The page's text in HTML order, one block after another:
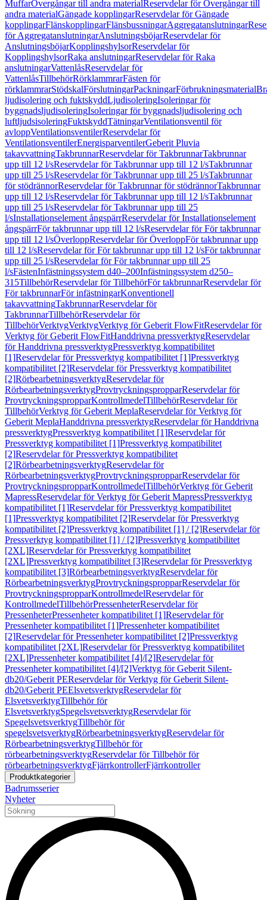
MuffarÖvergångar till andra materialReservdelar för Övergångar till
andra materialGängade kopplingarReservdelar för Gängade
kopplingarFlänskopplingarFlänsbussningarAggregatanslutningar
för AggregatanslutningarAnslutningsböjarReservdelar för
AnslutningsböjarKopplingshylsorReservdelar för
KopplingshylsorRaka anslutningarReservdelar för Raka
anslutningarVattenlåsReservdelar för
VattenlåsTillbehörRörklammrarFästen för
rörklammrarStödskalFörslutningarPackningarFörbrukningsmaterial
ljudisolering och fuktskyddLjudisoleringIsoleringar för
byggnadsljudisoleringIsoleringar för byggnadsljudisolering och
luftljudsisoleringFuktskyddTätningarVentilationsventil för
avloppVentilationsventilerReservdelar för
VentilationsventilerEnergisparventilerGeberit Pluvia
takavvattningTakbrunnarReservdelar för TakbrunnarTakbrunnar
upp till 12 l/sReservdelar för Takbrunnar upp till 12 l/sTakbrunnar
upp till 25 l/sReservdelar för Takbrunnar upp till 25 l/sTakbrunnar
för stödrännorReservdelar för Takbrunnar för stödrännorTakbrunnar
upp till 12 l/sReservdelar för Takbrunnar upp till 12 l/sTakbrunnar
upp till 25 l/sReservdelar för Takbrunnar upp till 25
l/sInstallationselement ångspärrReservdelar för Installationselement
ångspärrFör takbrunnar upp till 12 l/sReservdelar för För takbrunnar
upp till 12 l/sÖverloppReservdelar för ÖverloppFör takbrunnar upp
till 12 l/sReservdelar för För takbrunnar upp till 12 l/sFör takbrunnar
upp till 25 l/sReservdelar för För takbrunnar upp till 25
l/sFästenInfästningssystem d40–200Infästningssystem d250–
315TillbehörReservdelar för TillbehörFör takbrunnarReservdelar för
För takbrunnarFör infästningarKonventionell
takavvattningTakbrunnarReservdelar för
TakbrunnarTillbehörReservdelar för
TillbehörVerktygVerktygVerktyg för Geberit FlowFitReservdelar för
Verktyg för Geberit FlowFitHanddrivna pressverktygReservdelar
för Handdrivna pressverktygPressverktyg kompatibilitet
[1]Reservdelar för Pressverktyg kompatibilitet [1]Pressverktyg
kompatibilitet [2]Reservdelar för Pressverktyg kompatibilitet
[2]RörbearbetningsverktygReservdelar för
RörbearbetningsverktygProvtryckningspropparReservdelar för
ProvtryckningspropparKontrollmedelTillbehörReservdelar för
TillbehörVerktyg för Geberit MeplaReservdelar för Verktyg för
Geberit MeplaHanddrivna pressverktygReservdelar för Handdrivna
pressverktygPressverktyg kompatibilitet [1]Reservdelar för
Pressverktyg kompatibilitet [1]Pressverktyg kompatibilitet
[2]Reservdelar för Pressverktyg kompatibilitet
[2]RörbearbetningsverktygReservdelar för
RörbearbetningsverktygProvtryckningspropparReservdelar för
ProvtryckningspropparKontrollmedelTillbehörVerktyg för Geberit
MapressReservdelar för Verktyg för Geberit MapressPressverktyg
kompatibilitet [1]Reservdelar för Pressverktyg kompatibilitet
[1]Pressverktyg kompatibilitet [2]Reservdelar för Pressverktyg
kompatibilitet [2]Pressverktyg kompatibilitet [1] / [2]Reservdelar för
Pressverktyg kompatibilitet [1] / [2]Pressverktyg kompatibilitet
[2XL]Reservdelar för Pressverktyg kompatibilitet
[2XL]Pressverktyg kompatibilitet [3]Reservdelar för Pressverktyg
kompatibilitet [3]RörbearbetningsverktygReservdelar för
RörbearbetningsverktygProvtryckningspropparReservdelar för
ProvtryckningspropparKontrollmedelReservdelar för
KontrollmedelTillbehörPressenheterReservdelar för
PressenheterPressenheter kompatibilitet [1]Reservdelar för
Pressenheter kompatibilitet [1]Pressenheter kompatibilitet
[2]Reservdelar för Pressenheter kompatibilitet [2]Pressverktyg
kompatibilitet [2XL]Reservdelar för Pressverktyg kompatibilitet
[2XL]Pressenheter kompatibilitet [4]/[2]Reservdelar för
Pressenheter kompatibilitet [4]/[2]Verktyg för Geberit Silent-
db20/Geberit PEReservdelar för Verktyg för Geberit Silent-
db20/Geberit PEElsvetsverktygReservdelar för
ElsvetsverktygTillbehör för
ElsvetsverktygSpegelsvetsverktygReservdelar för
SpegelsvetsverktygTillbehör för
spegelsvetsverktygRörbearbetningsverktygReservdelar för
RörbearbetningsverktygTillbehör för
rörbearbetningsverktygReservdelar för Tillbehör för
rörbearbetningsverktygFjärrkontrollerFjärrkontroller
Produktkategorier
Badrumsserier
Nyheter